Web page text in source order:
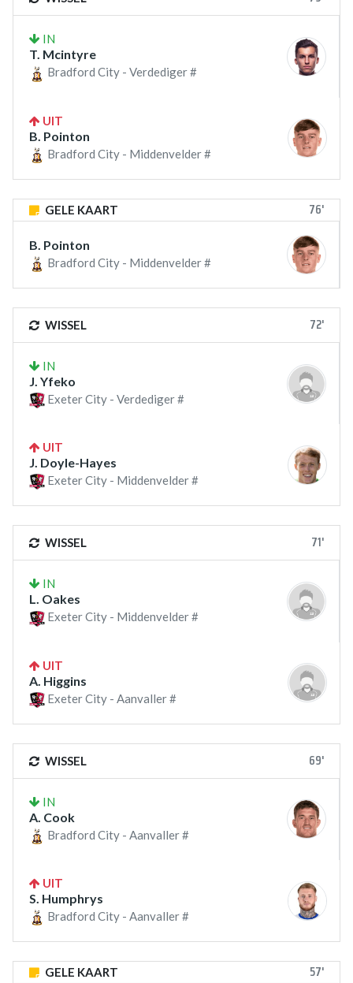
IN
T. Mcintyre
Bradford City - Verdediger #
UIT
B. Pointon
Bradford City - Middenvelder #
GELE KAART 76'
B. Pointon
Bradford City - Middenvelder #
WISSEL 72'
IN
J. Yfeko
Exeter City - Verdediger #
UIT
J. Doyle-Hayes
Exeter City - Middenvelder #
WISSEL 71'
IN
L. Oakes
Exeter City - Middenvelder #
UIT
A. Higgins
Exeter City - Aanvaller #
WISSEL 69'
IN
A. Cook
Bradford City - Aanvaller #
UIT
S. Humphrys
Bradford City - Aanvaller #
GELE KAART 57'